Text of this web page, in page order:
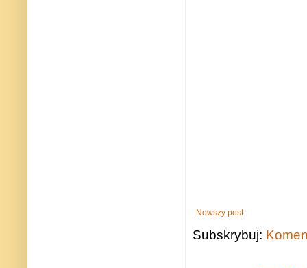
Nowszy post
Subskrybuj: